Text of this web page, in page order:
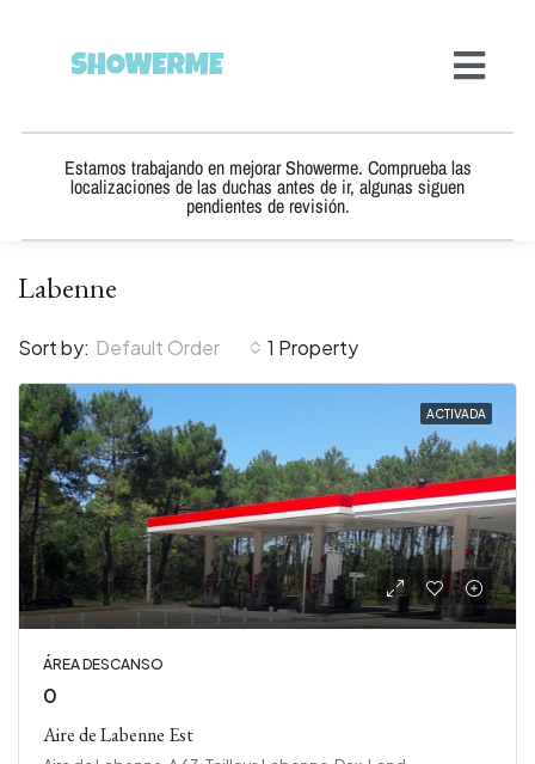
Estamos trabajando en mejorar Showerme. Comprueba las
localizaciones de las duchas antes de ir, algunas siguen
pendientes de revisión.
Labenne
1 Property
Sort by: Default Order
ACTIVADA
ÁREA DESCANSO
0
Aire de Labenne Est